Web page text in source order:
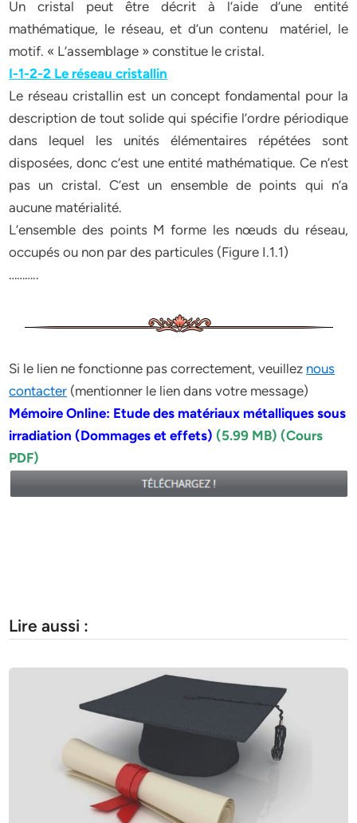
Un cristal peut être décrit à l’aide d’une entité
mathématique, le réseau, et d’un contenu matériel, le
motif. « L’assemblage » constitue le cristal.
I-1-2-2 Le réseau cristallin
Le réseau cristallin est un concept fondamental pour la
description de tout solide qui spécifie l’ordre périodique
dans lequel les unités élémentaires répétées sont
disposées, donc c’est une entité mathématique. Ce n’est
pas un cristal. C’est un ensemble de points qui n’a
aucune matérialité.
L’ensemble des points M forme les nœuds du réseau,
occupés ou non par des particules (Figure I.1.1)
………..
Si le lien ne fonctionne pas correctement, veuillez nous
contacter (mentionner le lien dans votre message)
Mémoire Online: Etude des matériaux métalliques sous
irradiation (Dommages et effets)(5.99 MB) (Cours
PDF)
Lire aussi :